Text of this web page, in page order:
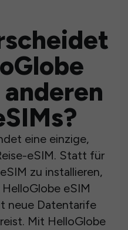
eine einzige,
eSIM. Statt für
zu installieren,
eSIM
neue Datentarife
Mit HelloGlobe